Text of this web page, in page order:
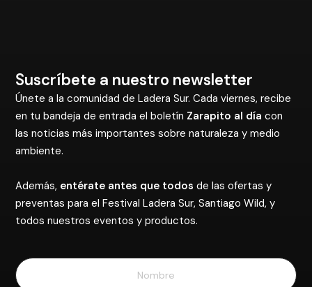
Suscríbete a nuestro newsletter
Únete a la comunidad de Ladera Sur. Cada viernes, recibe
en tu bandeja de entrada el boletín Zarapito al día con
las noticias más importantes sobre naturaleza y medio
ambiente.
Además, entérate antes que todos de las ofertas y
preventas para el Festival Ladera Sur, Santiago Wild, y
todos nuestros eventos y productos.